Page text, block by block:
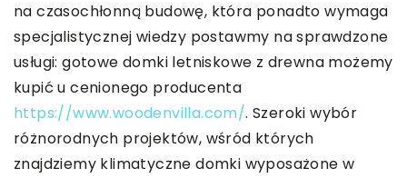
na czasochłonną budowę, która ponadto wymaga
specjalistycznej wiedzy postawmy na sprawdzone
usługi: gotowe domki letniskowe z drewna możemy
kupić u cenionego producenta
https://www.woodenvilla.com/. Szeroki wybór
różnorodnych projektów, wśród których
znajdziemy klimatyczne domki wyposażone w